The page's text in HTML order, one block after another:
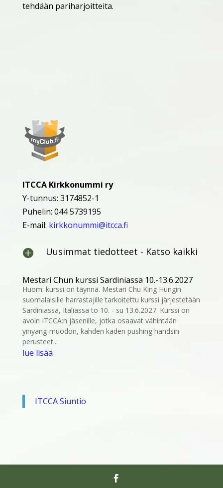
tehdään pariharjoitteita.
ITCCA Kirkkonummi ry
Y-tunnus: 3174852-1
Puhelin: 044 5739195
E-mail: kirkkonummi@itcca.fi
 Uusimmat tiedotteet - Katso kaikki
Mestari Chun kurssi Sardiniassa 10.-13.6.2027
Huom: kurssi on täynnä. Mestari Chu King Hungin
suomalaisille harrastajille tarkoitettu kurssi järjestetään
Sardiniassa, Italiassa to 10. - su 13.6.2027. Kurssi on
avoin ITCCA:n jäsenille, jotka osaavat vähintään
yinyang-muodon, kahden käden pushing handsin
perusteet...
lue lisää
ITCCA Siuntio